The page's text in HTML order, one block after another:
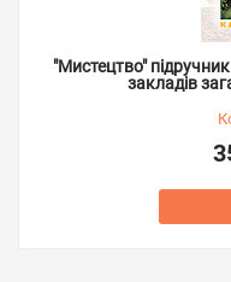
"Мистецтво"
закладів